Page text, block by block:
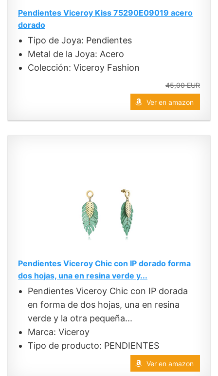
Pendientes Viceroy Kiss 75290E09019 acero
dorado
Tipo de Joya: Pendientes
Metal de la Joya: Acero
Colección: Viceroy Fashion
45,00 EUR
Ver en amazon
Pendientes Viceroy Chic con IP dorado forma
dos hojas, una en resina verde y...
Pendientes Viceroy Chic con IP dorada
en forma de dos hojas, una en resina
verde y la otra pequeña...
Marca: Viceroy
Tipo de producto: PENDIENTES
Ver en amazon